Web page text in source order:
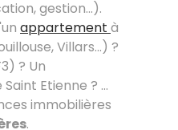
gestion...).
appartement à
Villars...) ?
? Un
Etienne ? ...
immobilières
.